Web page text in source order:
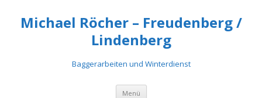
Michael Röcher – Freudenberg /
Lindenberg
Baggerarbeiten und Winterdienst
Menü Springe